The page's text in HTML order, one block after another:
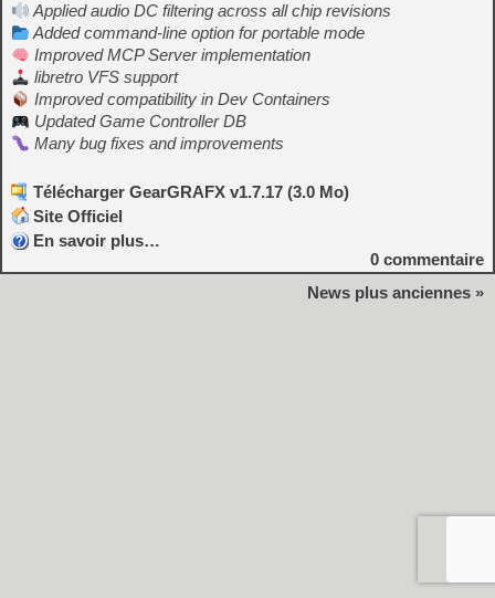
Applied audio DC filtering across all chip revisions
Added command-line option for portable mode
Improved MCP Server implementation
libretro VFS support
Improved compatibility in Dev Containers
Updated Game Controller DB
Many bug fixes and improvements
Télécharger GearGRAFX v1.7.17 (3.0 Mo)
Site Officiel
En savoir plus…
0 commentaire
News plus anciennes »